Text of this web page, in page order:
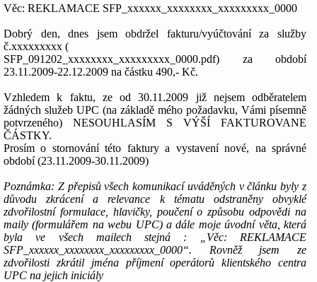
Věc: REKLAMACE SFP_xxxxxx_xxxxxxxx_xxxxxxxxx_0000
Dobrý den, dnes jsem obdržel fakturu/vyúčtování za služby
č.xxxxxxxxx (
SFP_091202_xxxxxxxx_xxxxxxxxx_0000.pdf) za období
23.11.2009-22.12.2009 na částku 490,- Kč.
Vzhledem k faktu, ze od 30.11.2009 již nejsem odběratelem
žádných služeb UPC (na základě mého požadavku, Vámi písemně
potvrzeného) NESOUHLASÍM S VÝŠÍ FAKTUROVANE
ČÁSTKY.
Prosím o stornování této faktury a vystavení nové, na správné
období (23.11.2009-30.11.2009)
Poznámka: Z přepisů všech komunikací uváděných v článku byly z
důvodu zkrácení a relevance k tématu odstraněny obvyklé
zdvořilostní formulace, hlavičky, poučení o způsobu odpovědi na
maily (formulářem na webu UPC) a dále moje úvodní věta, která
byla ve všech mailech stejná : „Věc: REKLAMACE
SFP_xxxxxx_xxxxxxxx_xxxxxxxxx_0000“. Rovněž jsem ze
zdvořilosti zkrátil jména příjmení operátorů klientského centra
UPC na jejich iniciály